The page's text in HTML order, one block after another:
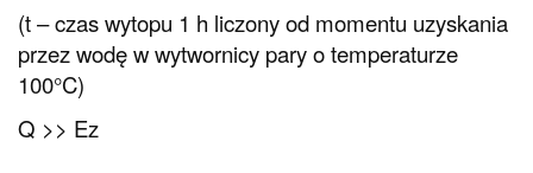
(t – czas wytopu 1 h liczony od momentu uzyskania
przez wodę w wytwornicy pary o temperaturze
100°C)
Q >> Ez